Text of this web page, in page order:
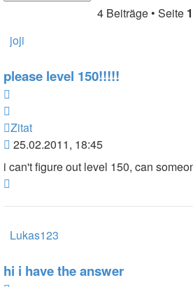
4 Beiträge • Seite 1
joji
please level 150!!!!!
Zitat
Beitrag
25.02.2011, 18:45
i can't figure out level 150, can
Lukas123
hi i have the answer